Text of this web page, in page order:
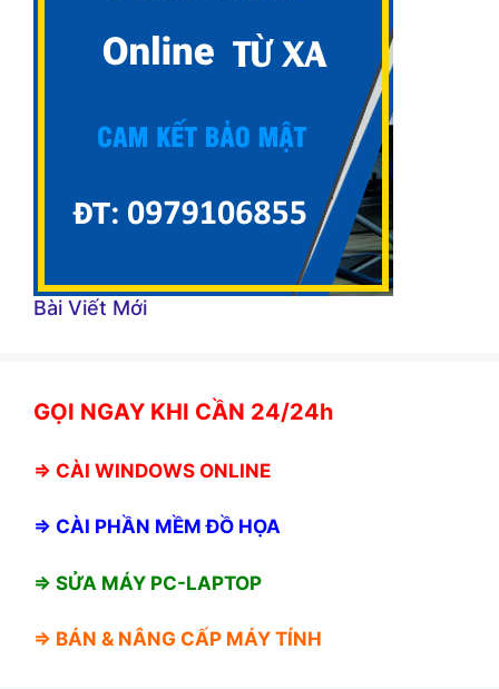
Bài Viết Mới
GỌI NGAY KHI CẦN 24/24h
⇒ CÀI WINDOWS ONLINE
⇒ CÀI PHẦN MỀM ĐỒ HỌA
⇒ SỬA MÁY PC-LAPTOP
⇒ BÁN & NÂNG CẤP MÁY TÍNH